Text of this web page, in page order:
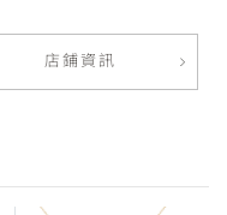
店鋪資訊